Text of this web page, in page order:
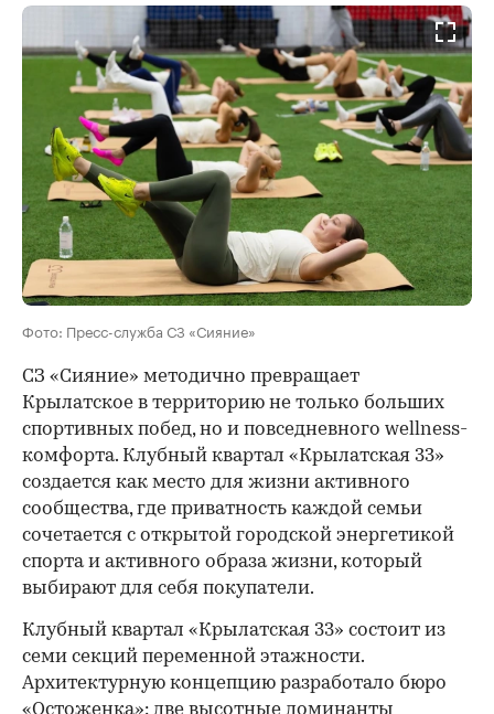
Фото: Пресс-служба СЗ «Сияние»
СЗ «Сияние» методично превращает
Крылатское в территорию не только больших
спортивных побед, но и повседневного wellness-
комфорта. Клубный квартал «Крылатская 33»
создается как место для жизни активного
сообщества, где приватность каждой семьи
сочетается с открытой городской энергетикой
спорта и активного образа жизни, который
выбирают для себя покупатели.
Клубный квартал «Крылатская 33» состоит из
семи секций переменной этажности.
Архитектурную концепцию разработало бюро
«Остоженка»: две высотные доминанты